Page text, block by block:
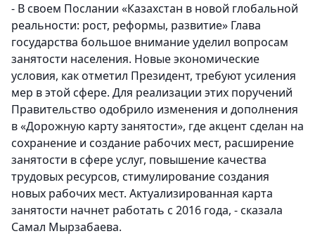
- В своем Послании «Казахстан в новой глобальной
реальности: рост, реформы, развитие» Глава
государства большое внимание уделил вопросам
занятости населения. Новые экономические
условия, как отметил Президент, требуют усиления
мер в этой сфере. Для реализации этих поручений
Правительство одобрило изменения и дополнения
в «Дорожную карту занятости», где акцент сделан на
сохранение и создание рабочих мест, расширение
занятости в сфере услуг, повышение качества
трудовых ресурсов, стимулирование создания
новых рабочих мест. Актуализированная карта
занятости начнет работать с 2016 года, - сказала
Самал Мырзабаева.